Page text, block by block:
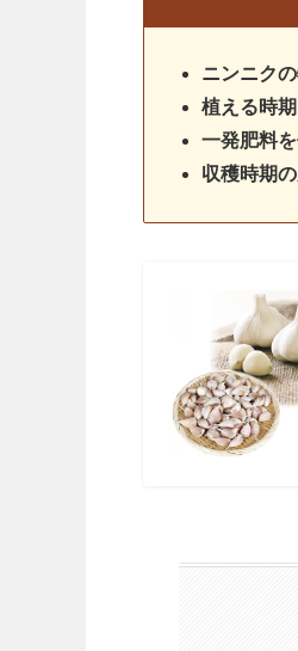
ニンニク
植える時
一発肥料
収穫時期